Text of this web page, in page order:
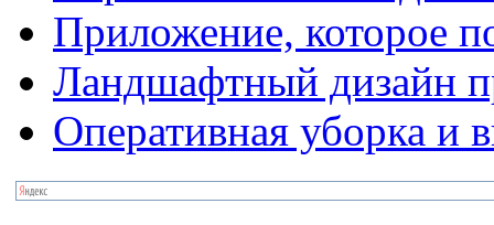
Приложение, которое
Ландшафтный дизайн
Оперативная уборка и